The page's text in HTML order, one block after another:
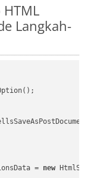
Langkah-
= new